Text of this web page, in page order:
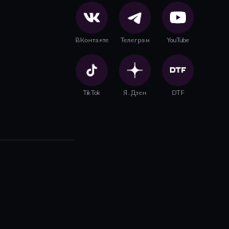
ВКонтакте Телеграм YouTube
TikTok Я. Дзен DTF